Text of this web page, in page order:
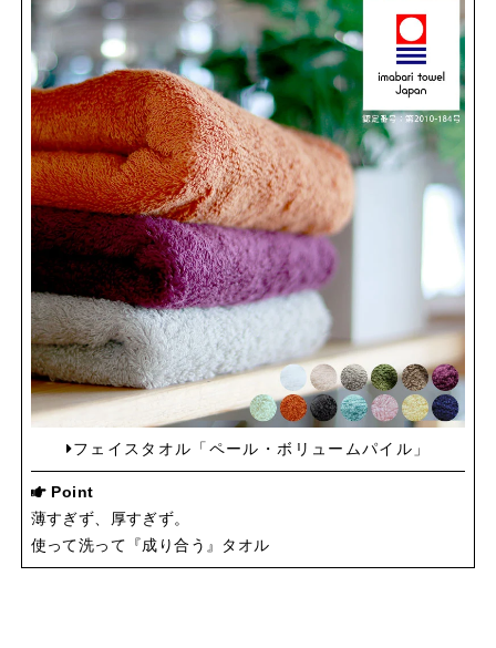
フェイスタオル「ペール・ボリュームパイル」
Point
薄すぎず、厚すぎず。
使って洗って『成り合う』タオル